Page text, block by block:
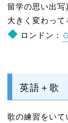
留学の思い出
大きく変わって
ロンドン：
英語＋歌
歌の練習をい